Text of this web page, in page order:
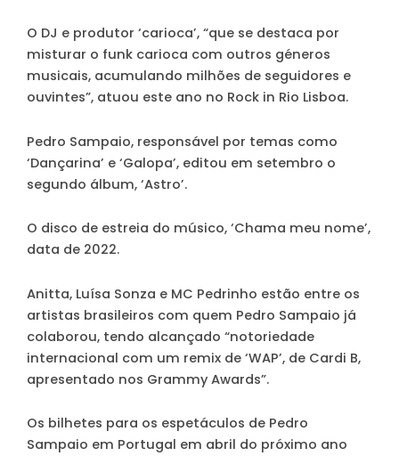
O DJ e produtor ‘carioca’, “que se destaca por
misturar o funk carioca com outros géneros
musicais, acumulando milhões de seguidores e
ouvintes”, atuou este ano no Rock in Rio Lisboa.
Pedro Sampaio, responsável por temas como
‘Dançarina’ e ‘Galopa’, editou em setembro o
segundo álbum, ‘Astro’.
O disco de estreia do músico, ‘Chama meu nome’,
data de 2022.
Anitta, Luísa Sonza e MC Pedrinho estão entre os
artistas brasileiros com quem Pedro Sampaio já
colaborou, tendo alcançado “notoriedade
internacional com um remix de ‘WAP’, de Cardi B,
apresentado nos Grammy Awards”.
Os bilhetes para os espetáculos de Pedro
Sampaio em Portugal em abril do próximo ano